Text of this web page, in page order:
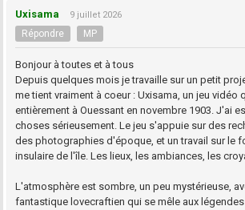
Uxisama 9 juillet 2026
Répondre MP
Bonjour à toutes et à tous
Depuis quelques mois je travaille sur un petit
me tient vraiment à coeur : Uxisama, un jeu vidéo
entièrement à Ouessant en novembre 1903. J'ai
choses sérieusement. Le jeu s'appuie sur des
des photographies d'époque, et un travail sur le
insulaire de l'île. Les lieux, les ambiances, les
L'atmosphère est sombre, un peu mystérieuse,
fantastique lovecraftien qui se mêle aux